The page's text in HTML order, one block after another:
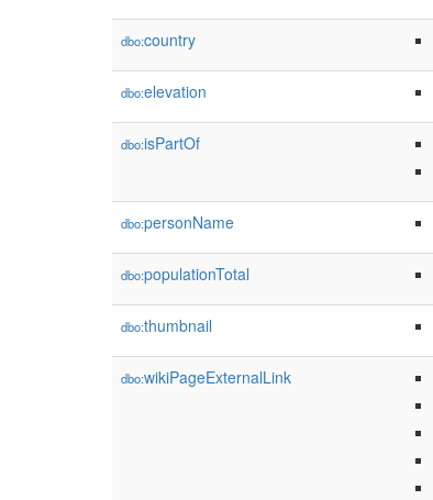
dbo:country
dbo:elevation
dbo:isPartOf
dbo:personName
dbo:populationTotal
dbo:thumbnail
dbo:wikiPageExternalLink